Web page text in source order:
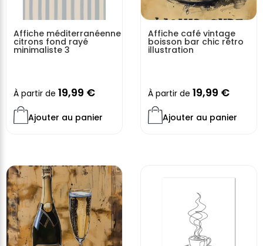
Affiche méditerranéenne
citrons fond rayé
minimaliste 3
À partir de 19,99 €
Ajouter au panier
Affiche café vintage
boisson bar chic rétro
illustration
À partir de 19,99 €
Ajouter au panier